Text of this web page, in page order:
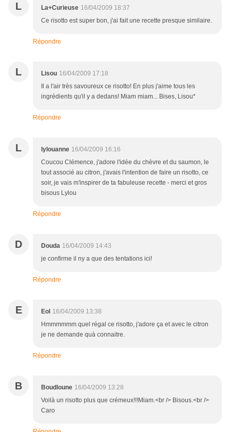
L La+Curieuse 16/04/2009 18:37
Ce risotto est super bon, j'ai fait une recette presque similaire.
Répondre
L Lisou 16/04/2009 17:18
Il a l'air très savoureux ce risotto! En plus j'aime tous les
ingrédients qu'il y a dedans! Miam miam... Bises, Lisou*
Répondre
L lylouanne 16/04/2009 16:16
Coucou Clémence, j'adore l'idée du chèvre et du saumon, le
tout associé au citron, j'avais l'intention de faire un risotto, ce
soir, je vais m'inspirer de ta fabuleuse recette - merci et gros
bisous Lylou
Répondre
D Douda 16/04/2009 14:43
je confirme il ny a que des tentations ici!
Répondre
E Eol 16/04/2009 13:38
Hmmmmmm quel régal ce risotto, j'adore ça et avec le citron
je ne demande quà connaitre.
Répondre
B Boudloune 16/04/2009 13:28
Voilà un risotto plus que crémeux!!!Miam.<br /> Bisous.<br />
Caro